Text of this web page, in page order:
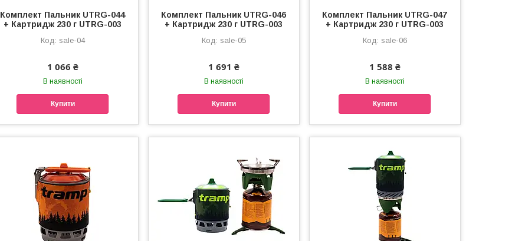
Комплект Пальник UTRG-044
+ Картридж 230 г UTRG-003
sale-04
1 066 ₴
В наявності
Купити
Комплект Пальник UTRG-046
+ Картридж 230 г UTRG-003
sale-05
1 691 ₴
В наявності
Купити
Комплект Пальник UTRG-047
+ Картридж 230 г UTRG-003
sale-06
1 588 ₴
В наявності
Купити